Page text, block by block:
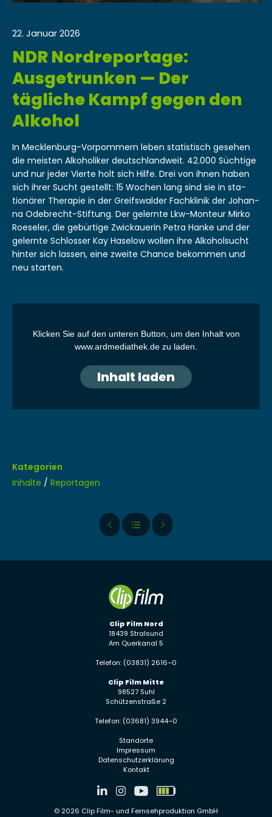
22. Januar 2026
NDR Nordreportage:
Ausgetrunken — Der
tägliche Kampf gegen den
Alkohol
In Meck­len­burg-Vor­pom­mern leben sta­tis­tisch gese­hen
die meis­ten Alko­ho­lik­er deutsch­landweit. 42.000 Süchtige
und nur jed­er Vierte holt sich Hil­fe. Drei von ihnen haben
sich ihrer Sucht gestellt: 15 Wochen lang sind sie in sta­
tionär­er Ther­a­pie in der Greif­swalder Fachk­linik der Johan­
na Ode­brecht-Stiftung. Der gel­ernte Lkw-Mon­teur Mirko
Roe­sel­er, die gebür­tige Zwick­auerin Petra Han­ke und der
gel­ernte Schloss­er Kay Haselow wollen ihre Alko­hol­sucht
hin­ter sich lassen, eine zweite Chance bekom­men und
neu starten.
Klick­en Sie auf den unteren But­ton, um den Inhalt von
www.ardmediathek.de zu laden.
Inhalt laden
Kategorien
Inhalte / Reportagen
Clip Film Nord
18439 Stralsund
Am Querkanal 5
Telefon: (03831) 2616–0
Clip Film Mitte
98527 Suhl
Schützenstraße 2
Telefon: (03681) 3944–0
Standorte
Impressum
Datenschutzerklärung
Kontakt
© 2026 Clip Film- und Fernsehproduktion GmbH